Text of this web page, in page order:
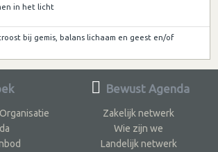
in het licht
bij gemis, balans lichaam en geest en/of
Bewust Agenda
Zakelijk netwerk
Wie zijn we
Landelijk netwerk